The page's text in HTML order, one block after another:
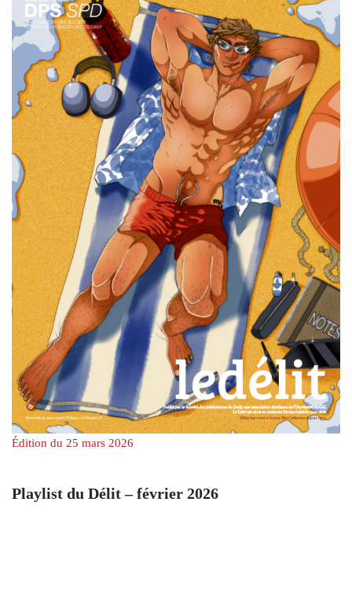
Édition du 25 mars 2026
Playlist du Délit – février 2026